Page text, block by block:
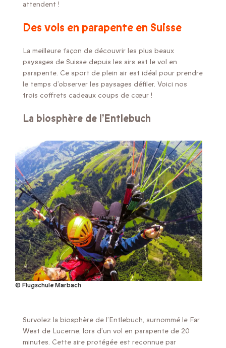
attendent !
Des vols en parapente en Suisse
La meilleure façon de découvrir les plus beaux
paysages de Suisse depuis les airs est le vol en
parapente. Ce sport de plein air est idéal pour prendre
le temps d’observer les paysages défiler. Voici nos
trois coffrets cadeaux coups de cœur !
La biosphère de l’Entlebuch
© Flugschule Marbach
Survolez la biosphère de l’Entlebuch, surnommé le Far
West de Lucerne, lors d’un vol en parapente de 20
minutes. Cette aire protégée est reconnue par